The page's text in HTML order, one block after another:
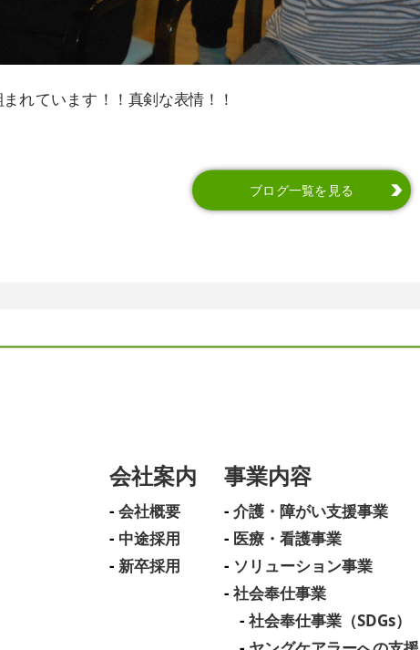
れています！！真剣な表情！！
ブログ一覧を見る
会社案内
会社概要
中途採用
新卒採用
事業内容
介護・障がい支援事業
医療・看護事業
ソリューション事業
社会奉仕事業
社会奉仕事業（SDGs）